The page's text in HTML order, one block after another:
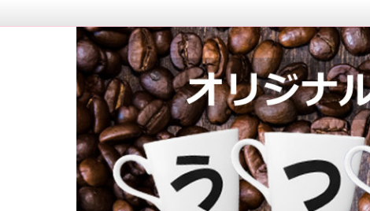
マグカップロゴ入れ｜う